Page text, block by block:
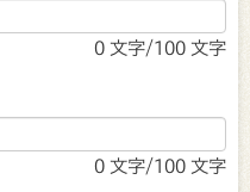
0 文字/100 文字
0 文字/100 文字